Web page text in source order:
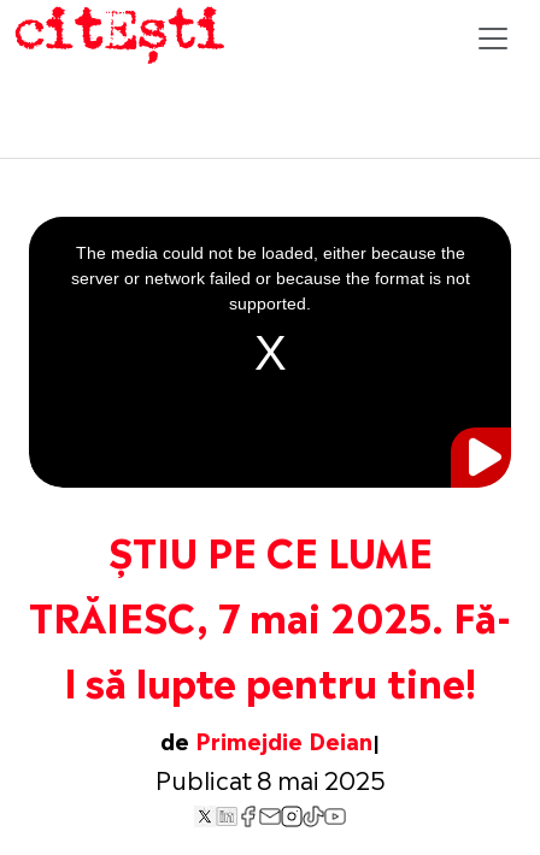
ȘTIU PE CE LUME
TRĂIESC, 7 mai 2025. Fă-
l să lupte pentru tine!
de Primejdie Deian
Publicat 8 mai 2025
This
is
a
The media could not be loaded, either because the
server or network failed or because the format is not
supported.